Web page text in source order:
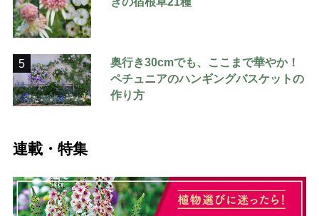
5
奥行き30cmでも、ここまで華やか！
ペチュニアのハンギングバスケットの
作り方
連載・特集